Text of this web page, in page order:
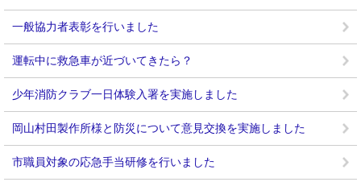
一般協力者表彰を行いました
運転中に救急車が近づいてきたら？
少年消防クラブ一日体験入署を実施しました
岡山村田製作所様と防災について意見交換を実施しました
市職員対象の応急手当研修を行いました